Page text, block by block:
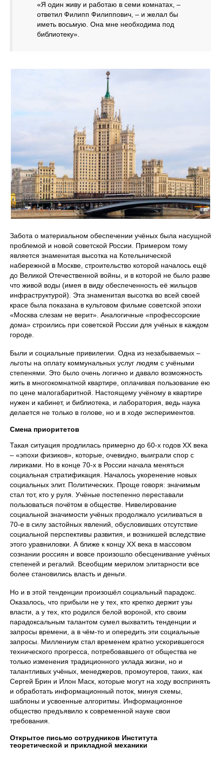
«Я один живу и работаю в семи комнатах, –
ответил Филипп Филиппович, – и желал бы
иметь восьмую. Она мне необходима под
библиотеку».
Забота о материальном обеспечении учёных была насущной
проблемой и новой советской России. Примером тому
является знаменитая высотка на Котельнической
набережной в Москве, строительство которой началось ещё
до Великой Отечественной войны, и в которой не было разве
что живой воды (имея в виду обеспеченность её жильцов
инфраструктурой). Эта знаменитая высотка во всей своей
красе была показана в культовом фильме советской эпохи
«Москва слезам не верит». Аналогичные «профессорские
дома» строились при советской России для учёных в каждом
городе.
Были и социальные привилегии. Одна из незабываемых –
льготы на оплату коммунальных услуг людям с учёными
степенями. Это было очень логично и давало возможность
жить в многокомнатной квартире, оплачивая пользование ею
по цене малогабаритной. Настоящему учёному в квартире
нужен и кабинет, и библиотека, и лаборатория, ведь наука
делается не только в голове, но и в ходе экспериментов.
Смена приоритетов
Такая ситуация продлилась примерно до 60-х годов ХХ века
– «эпохи физиков», которые, очевидно, выиграли спор с
лириками. Но в конце 70-х в России начала меняться
социальная стратификация. Началось укоренение новых
социальных элит. Политических. Проще говоря: значимым
стал тот, кто у руля. Учёные постепенно переставали
пользоваться почётом в обществе. Нивелирование
социальной значимости учёных продолжало усиливаться в
70-е в силу застойных явлений, обусловивших отсутствие
социальной перспективы развития, и возникшей вследствие
этого уравниловки. А ближе к концу ХХ века в массовом
сознании россиян и вовсе произошло обесценивание учёных
степеней и регалий. Всеобщим мерилом элитарности все
более становились власть и деньги.
Но и в этой тенденции произошёл социальный парадокс.
Оказалось, что прибыли не у тех, кто крепко держит узы
власти, а у тех, кто родился белой вороной, кто своим
парадоксальным талантом сумел выхватить тенденции и
запросы времени, а в чём-то и опередить эти социальные
запросы. Миллениум стал временем кратно ускорившегося
технического прогресса, потребовавшего от общества не
только изменения традиционного уклада жизни, но и
талантливых учёных, менеджеров, промоутеров, таких, как
Сергей Брин и Илон Маск, которые могут на ходу воспринять
и обработать информационный поток, минуя схемы,
шаблоны и усвоенные алгоритмы. Информационное
общество предъявило к современной науке свои
требования.
Открытое письмо сотрудников Института
теоретической и прикладной механики